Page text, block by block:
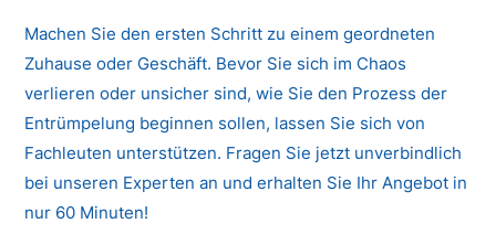
Machen Sie den ersten Schritt zu einem geordneten
Zuhause oder Geschäft. Bevor Sie sich im Chaos
verlieren oder unsicher sind, wie Sie den Prozess der
Entrümpelung beginnen sollen, lassen Sie sich von
Fachleuten unterstützen. Fragen Sie jetzt unverbindlich
bei unseren Experten an und erhalten Sie Ihr Angebot in
nur 60 Minuten!